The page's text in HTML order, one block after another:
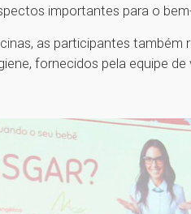
importantes para o
as participantes também
fornecidos pela equipe